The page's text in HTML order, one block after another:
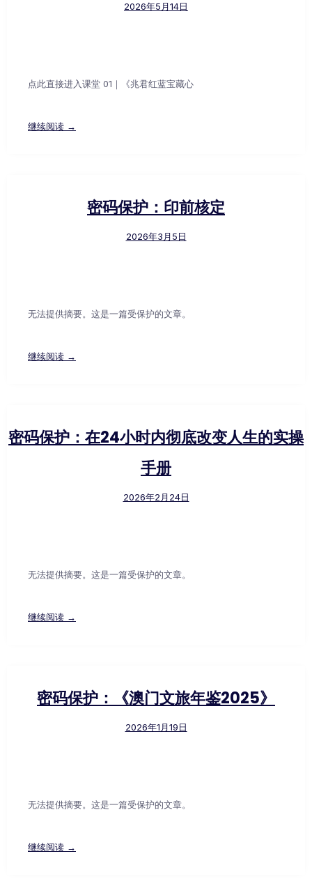
2026年5月14日
点此直接进入课堂 01｜《兆君红蓝宝藏心
继续阅读 →
密码保护：印前核定
2026年3月5日
无法提供摘要。这是一篇受保护的文章。
继续阅读 →
密码保护：在24小时内彻底改变人生的实操
手册
2026年2月24日
无法提供摘要。这是一篇受保护的文章。
继续阅读 →
密码保护：《澳门文旅年鉴2025》
2026年1月19日
无法提供摘要。这是一篇受保护的文章。
继续阅读 →